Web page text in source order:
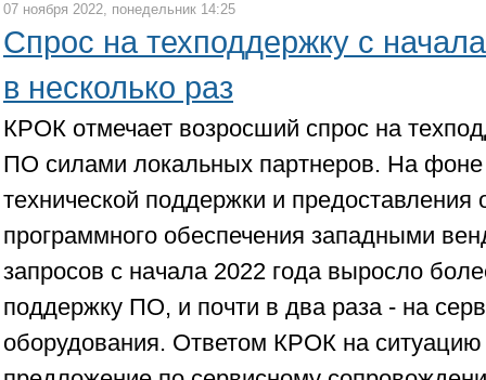
07 ноября 2022, понедельник 14:25
Спрос на техподдержку с
в несколько раз
КРОК отмечает возросший спрос на
ПО силами локальных партнеров. На фоне
технической поддержки и предоставления
программного обеспечения западными
запросов с начала 2022 года выросло
поддержку ПО, и почти в два раза - на
оборудования. Ответом КРОК на ситуацию